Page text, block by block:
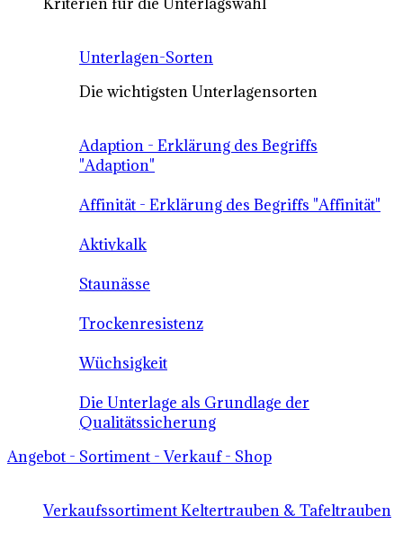
Unterlagen-Sorten
Die wichtigsten Unterlagensorten
Adaption - Erklärung des Begriffs
"Adaption"
Affinität - Erklärung des Begriffs "Affinität"
Aktivkalk
Staunässe
Trockenresistenz
Wüchsigkeit
Die Unterlage als Grundlage der
Qualitätssicherung
Angebot - Sortiment - Verkauf - Shop
Verkaufssortiment Keltertrauben & Tafeltrauben